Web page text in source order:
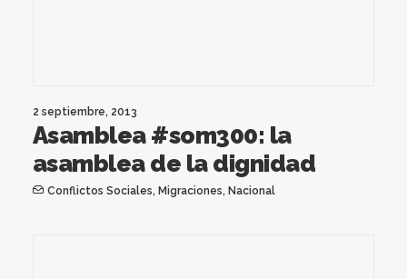
2 septiembre, 2013
Asamblea #som300: la
asamblea de la dignidad
Conflictos Sociales, Migraciones, Nacional